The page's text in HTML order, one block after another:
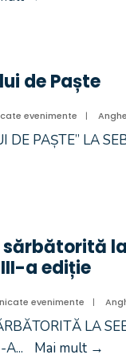
de Paște
evenimente |
DE PAȘTE” LA
a ediție
evenimente |
LA
A... Mai mult →